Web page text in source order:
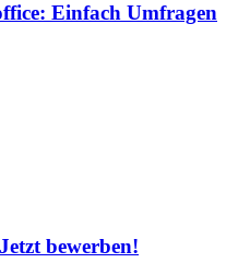
Einfach Umfragen
bewerben!